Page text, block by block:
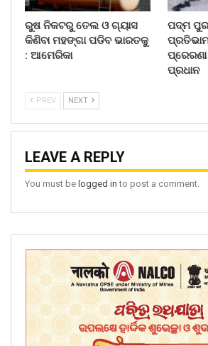
ରୁଷ ନିକଟରୁ ତେଲ ଓ ଗ୍ୟାସ
କିଣିବା ମହଙ୍ଗା ପଡିବ ଭାରତକୁ
: ଆମେରିକା
ପଦ୍ମ
ପ୍ରେରଣା
ପ୍ରଧାନ
PREV NEXT
LEAVE A REPLY
You must be logged in to post a comment.